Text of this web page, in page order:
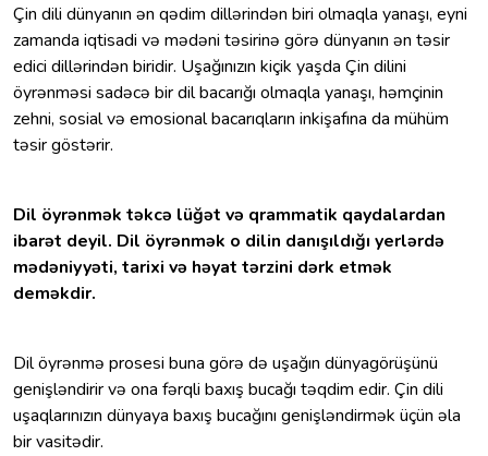
Çin dili dünyanın ən qədim dillərindən biri olmaqla yanaşı, eyni
zamanda iqtisadi və mədəni təsirinə görə dünyanın ən təsir
edici dillərindən biridir. Uşağınızın kiçik yaşda Çin dilini
öyrənməsi sadəcə bir dil bacarığı olmaqla yanaşı, həmçinin
zehni, sosial və emosional bacarıqların inkişafına da mühüm
təsir göstərir.
Dil öyrənmək təkcə lüğət və qrammatik qaydalardan
ibarət deyil. Dil öyrənmək o dilin danışıldığı yerlərdə
mədəniyyəti, tarixi və həyat tərzini dərk etmək
deməkdir.
Dil öyrənmə prosesi buna görə də uşağın dünyagörüşünü
genişləndirir və ona fərqli baxış bucağı təqdim edir. Çin dili
uşaqlarınızın dünyaya baxış bucağını genişləndirmək üçün əla
bir vasitədir.